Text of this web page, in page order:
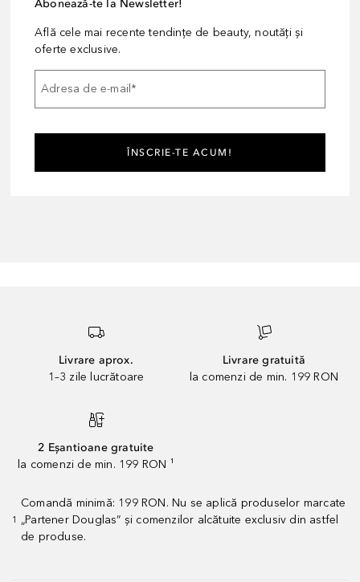
Abonează-te la Newsletter!
Află cele mai recente tendințe de beauty, noutăți și
oferte exclusive.
Adresa de e-mail*
ÎNSCRIE-TE ACUM!
Livrare aprox.
1–3 zile lucrătoare
Livrare gratuită
la comenzi de min. 199 RON
2 Eșantioane gratuite
la comenzi de min. 199 RON ¹
1
Comandă minimă: 199 RON. Nu se aplică produselor marcate
„Partener Douglas” și comenzilor alcătuite exclusiv din astfel
de produse.